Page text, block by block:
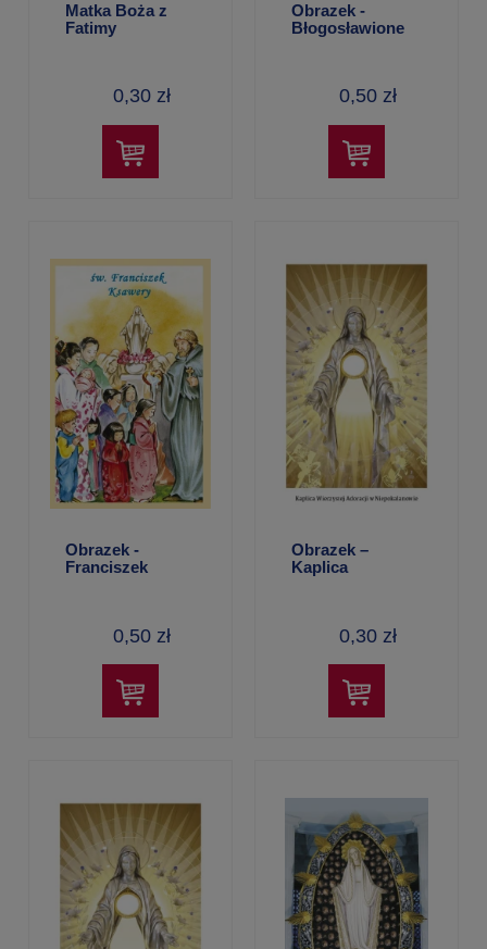
Matka Boża z
Fatimy
0,30 zł
Obrazek -
Błogosławione
0,50 zł
Obrazek -
Franciszek
0,50 zł
Obrazek –
Kaplica
Augustyna)
0,30 zł